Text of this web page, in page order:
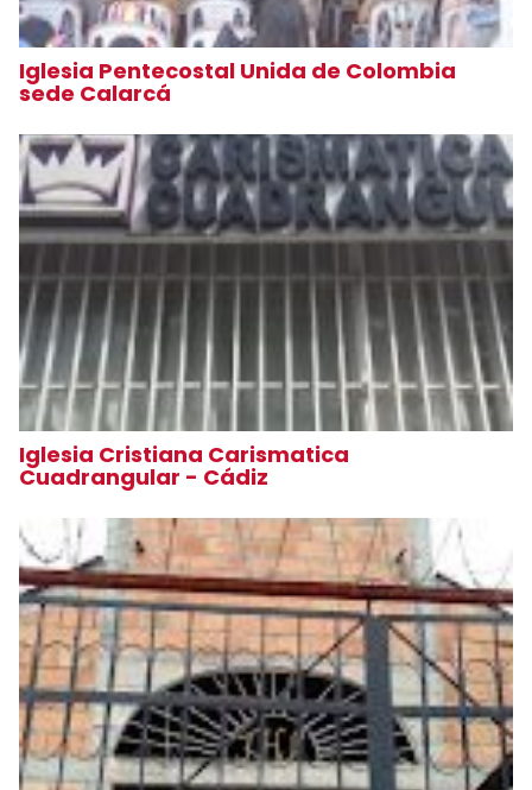
Iglesia Pentecostal Unida de Colombia
sede Calarcá
Iglesia Cristiana Carismatica
Cuadrangular - Cádiz